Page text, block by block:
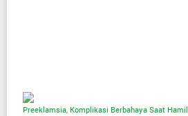
Preeklamsia, Komplikasi Berbahaya Saat Hamil